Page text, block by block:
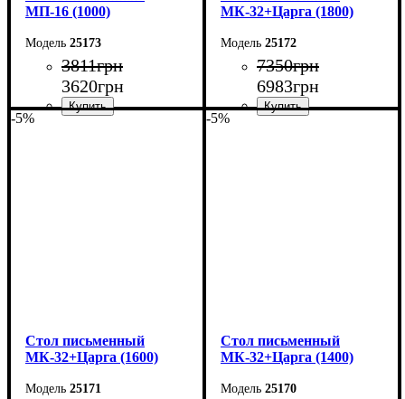
МП-16 (1000)
25173
3811грн
3620грн
МК-32+Царга (1800)
25172
7350грн
6983грн
-5%
Cтол письменный
МК-32+Царга (1600)
25171
-5%
Cтол письменный
МК-32+Царга (1400)
25170